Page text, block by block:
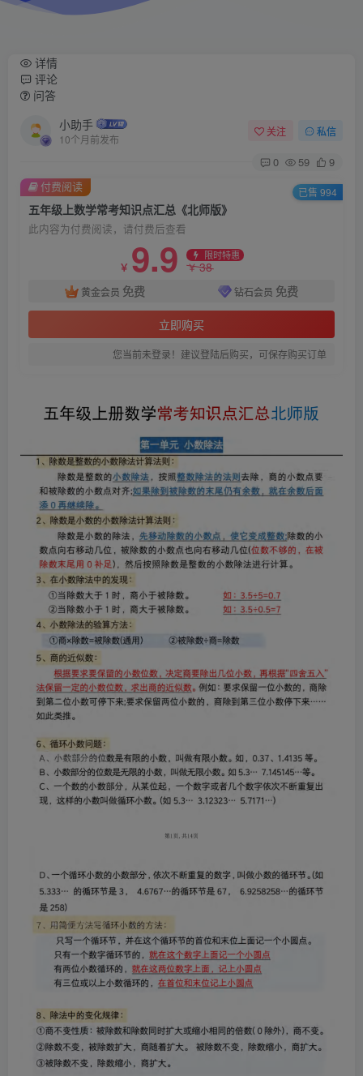
详情
评论
问答
小助手
10个月前发布
关注 私信
0 59 9
五年级上数学常考知识点汇总《北师版》
此内容为付费阅读，请付费后查看
￥ 9.9 限时特惠
￥38
黄金会员 免费 钻石会员 免费
立即购买
您当前未登录！建议登陆后购买，可保存购买订单
付费阅读 已售 994